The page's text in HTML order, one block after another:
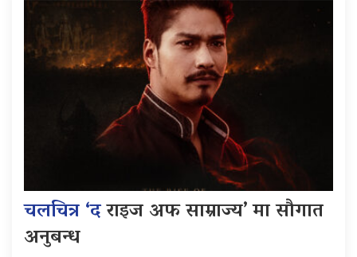
चलचित्र ‘दराइज अफ साम्राज्य’ मा सौगात
अनुबन्ध